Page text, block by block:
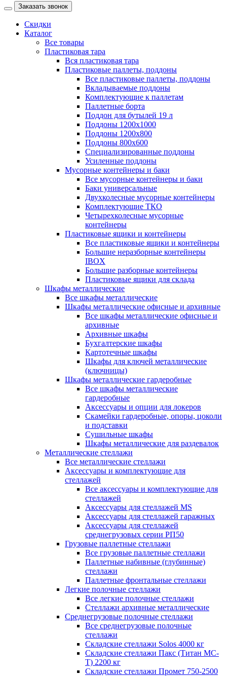
Заказать звонок
Скидки
Каталог
Все товары
Пластиковая тара
Вся пластиковая тара
Пластиковые паллеты, поддоны
Все пластиковые паллеты, поддоны
Вкладываемые поддоны
Комплектующие к паллетам
Паллетные борта
Поддон для бутылей 19 л
Поддоны 1200х1000
Поддоны 1200х800
Поддоны 800х600
Специализированные поддоны
Усиленные поддоны
Мусорные контейнеры и баки
Все мусорные контейнеры и баки
Баки универсальные
Двухколесные мусорные контейнеры
Комплектующие ТКО
Четырехколесные мусорные
контейнеры
Пластиковые ящики и контейнеры
Все пластиковые ящики и контейнеры
Большие неразборные контейнеры
IBOX
Большие разборные контейнеры
Пластиковые ящики для склада
Шкафы металлические
Все шкафы металлические
Шкафы металлические офисные и архивные
Все шкафы металлические офисные и
архивные
Архивные шкафы
Бухгалтерские шкафы
Картотечные шкафы
Шкафы для ключей металлические
(ключницы)
Шкафы металлические гардеробные
Все шкафы металлические
гардеробные
Аксессуары и опции для локеров
Скамейки гардеробные, опоры, цоколи
и подставки
Сушильные шкафы
Шкафы металлические для раздевалок
Металлические стеллажи
Все металлические стеллажи
Аксессуары и комплектующие для
стеллажей
Все аксессуары и комплектующие для
стеллажей
Аксессуары для стеллажей MS
Аксессуары для стеллажей гаражных
Аксессуары для стеллажей
среднегрузовых серии РП50
Грузовые паллетные стеллажи
Все грузовые паллетные стеллажи
Паллетные набивные (глубинные)
стеллажи
Паллетные фронтальные стеллажи
Легкие полочные стеллажи
Все легкие полочные стеллажи
Стеллажи архивные металлические
Среднегрузовые полочные стеллажи
Все среднегрузовые полочные
стеллажи
Складские стеллажи Solos 4000 кг
Складские стеллажи Пакс (Титан МС-
Т) 2200 кг
Складские стеллажи Промет 750-2500